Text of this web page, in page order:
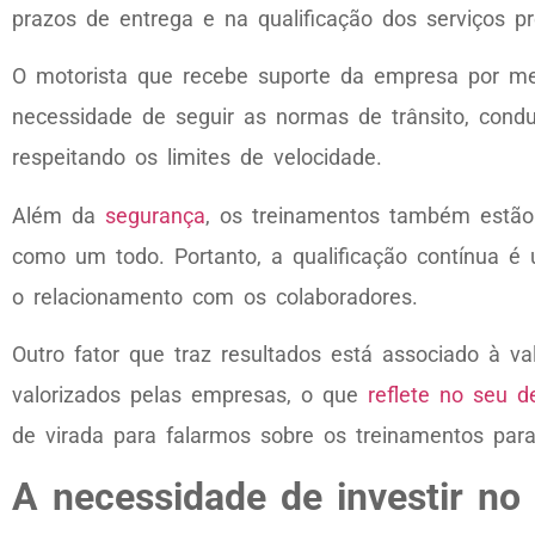
prazos de entrega e na qualificação dos serviços
O motorista que recebe suporte da empresa por
necessidade de seguir as normas de trânsito,
respeitando os limites de velocidade.
Além da segurança, os treinamentos também
como um todo. Portanto, a qualificação contínua
o relacionamento com os colaboradores.
Outro fator que traz resultados está associado à
valorizados pelas empresas, o que reflete no seu
de virada para falarmos sobre os treinamentos
A necessidade de investir